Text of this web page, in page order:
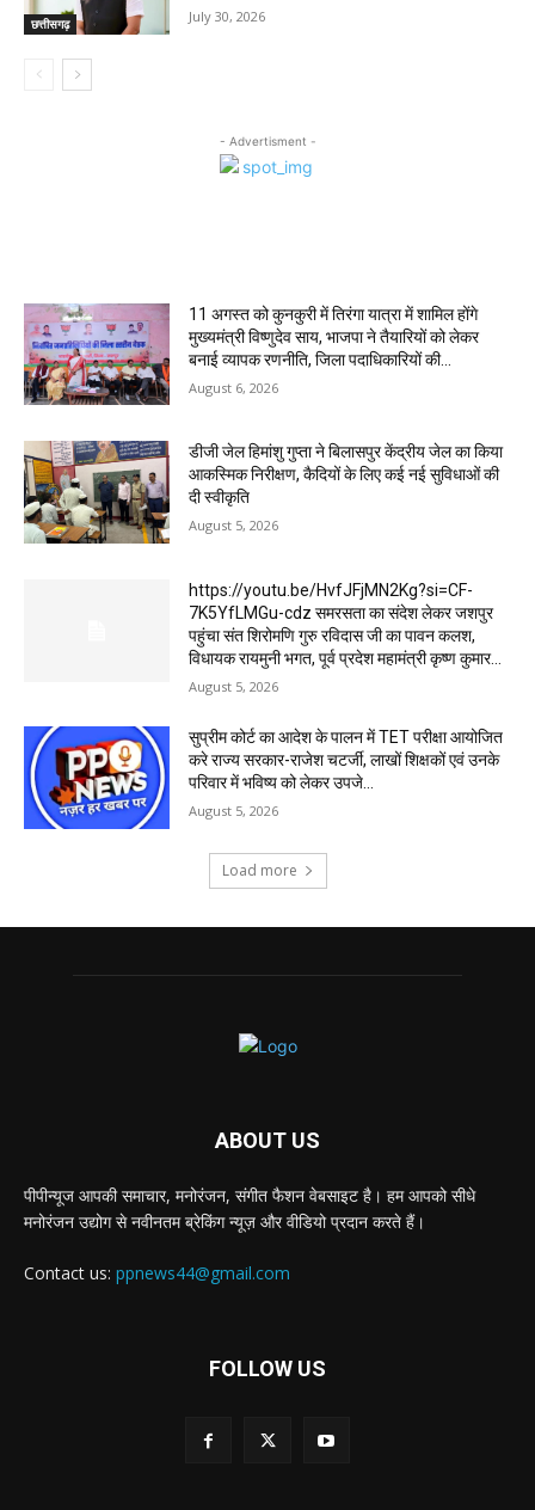
छत्तीसगढ़ July 30, 2026
- Advertisment -
11 अगस्त को कुनकुरी में तिरंगा यात्रा में शामिल होंगे
मुख्यमंत्री विष्णुदेव साय, भाजपा ने तैयारियों को लेकर
बनाई व्यापक रणनीति, जिला पदाधिकारियों की...
August 6, 2026
डीजी जेल हिमांशु गुप्ता ने बिलासपुर केंद्रीय जेल का किया
आकस्मिक निरीक्षण, कैदियों के लिए कई नई सुविधाओं की
दी स्वीकृति
August 5, 2026
https://youtu.be/HvfJFjMN2Kg?si=CF-
7K5YfLMGu-cdz समरसता का संदेश लेकर जशपुर
पहुंचा संत शिरोमणि गुरु रविदास जी का पावन कलश,
विधायक रायमुनी भगत, पूर्व प्रदेश महामंत्री कृष्ण कुमार...
August 5, 2026
सुप्रीम कोर्ट का आदेश के पालन में TET परीक्षा आयोजित
करे राज्य सरकार-राजेश चटर्जी, लाखों शिक्षकों एवं उनके
परिवार में भविष्य को लेकर उपजे...
August 5, 2026
Load more
ABOUT US
पीपीन्यूज आपकी समाचार, मनोरंजन, संगीत फैशन वेबसाइट है। हम आपको सीधे
मनोरंजन उद्योग से नवीनतम ब्रेकिंग न्यूज़ और वीडियो प्रदान करते हैं।
Contact us: ppnews44@gmail.com
FOLLOW US